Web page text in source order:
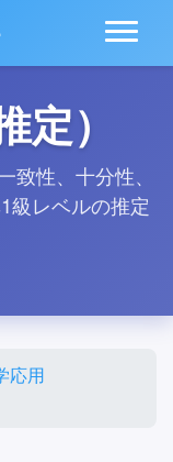
）
性、十分性、
級レベルの推定
応用